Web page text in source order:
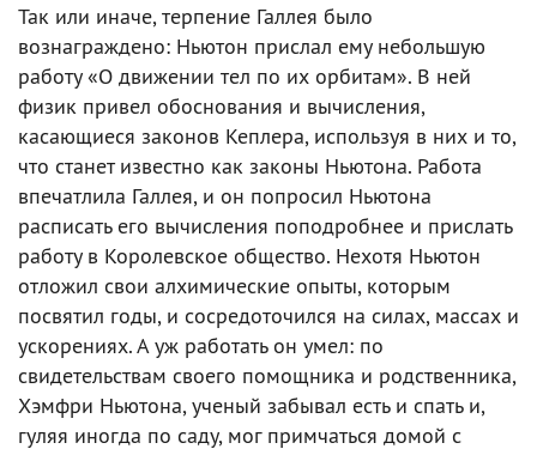
Так или иначе, терпение Галлея было
вознаграждено: Ньютон прислал ему небольшую
работу «О движении тел по их орбитам». В ней
физик привел обоснования и вычисления,
касающиеся законов Кеплера, используя в них и то,
что станет известно как законы Ньютона. Работа
впечатлила Галлея, и он попросил Ньютона
расписать его вычисления поподробнее и прислать
работу в Королевское общество. Нехотя Ньютон
отложил свои алхимические опыты, которым
посвятил годы, и сосредоточился на силах, массах и
ускорениях. А уж работать он умел: по
свидетельствам своего помощника и родственника,
Хэмфри Ньютона, ученый забывал есть и спать и,
гуляя иногда по саду, мог примчаться домой с